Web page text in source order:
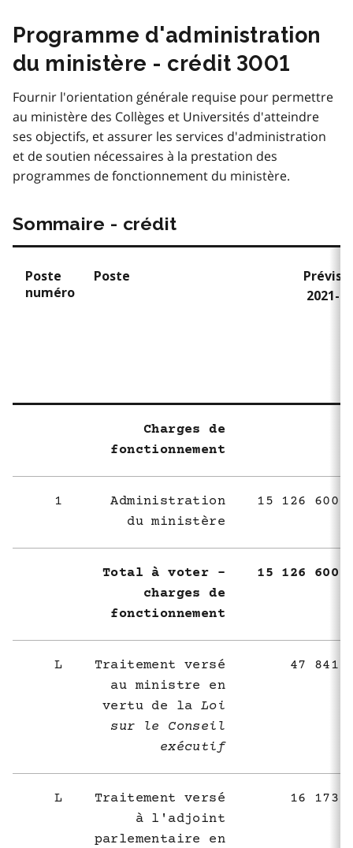
Programme d'administration
du ministère - crédit 3001
Fournir l'orientation générale requise pour permettre
au ministère des Collèges et Universités d'atteindre
ses objectifs, et assurer les services d'administration
et de soutien nécessaires à la prestation des
programmes de fonctionnement du ministère.
Sommaire - crédit
Poste
numéro
Poste
2021-
Charges de
fonctionnement
1
Administration
du ministère
15 126 600
Total à voter -
charges de
fonctionnement
15 126 600
L
Traitement versé
au ministre en
vertu de la Loi
sur le Conseil
exécutif
47 841
L
Traitement versé
à l'adjoint
parlementaire en
16 173